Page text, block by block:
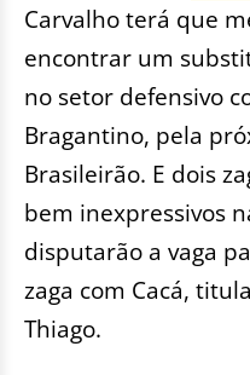
Carvalho terá que
encontrar um
no setor defensivo
Bragantino, pela
Brasileirão. E dois
bem inexpressivos
disputarão a vaga
zaga com Cacá,
Thiago.